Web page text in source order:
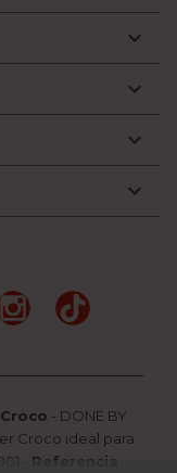




InstagramTikTok
- DONE BY
Croco ideal para
- Referencia